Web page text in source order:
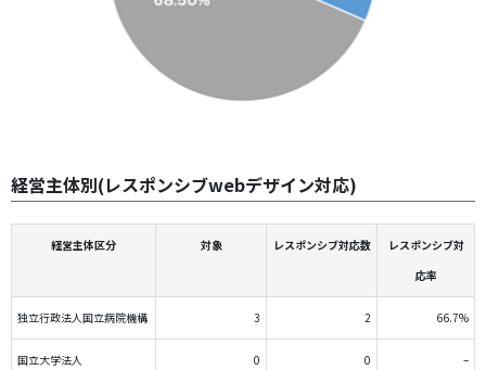
経営主体別(レスポンシブwebデザイン対応)
経営主体区分 対象 レスポンシブ対応数
レスポンシブ対
応率
独立行政法人国立病院機構 3 2 66.7%
国立大学法人 0 0 –